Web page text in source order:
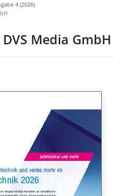
4 (2026)
Media GmbH